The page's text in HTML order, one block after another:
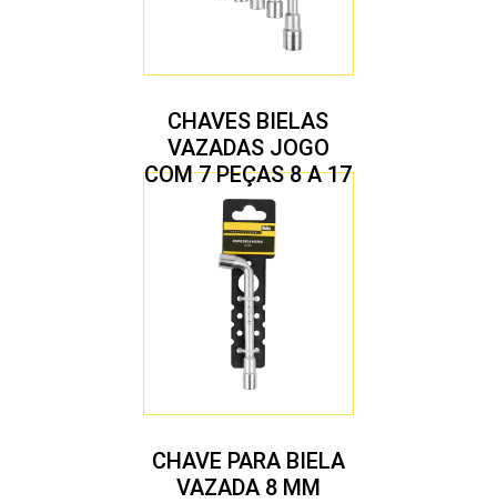
CHAVES BIELAS
VAZADAS JOGO
COM 7 PEÇAS 8 A 17
MM
CHAVE PARA BIELA
VAZADA 8 MM